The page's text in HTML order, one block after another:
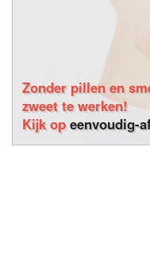
Zonder pillen en
zweet te werken!
Kijk opeenvoudig-